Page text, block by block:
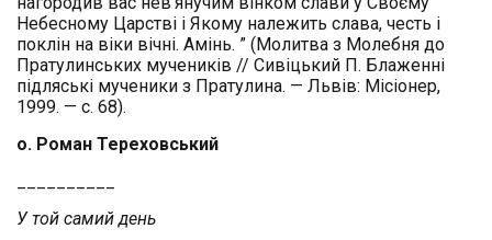
Небесному Царстві і Якому належить слава, честь і
поклін на віки вічні. Амінь. ” (Молитва з Молебня до
Пратулинських мучеників // Сивіцький П. Блаженні
підляські мученики з Пратулина. — Львів: Місіонер,
1999. — с. 68).
о. Роман Тереховський
У той самий день